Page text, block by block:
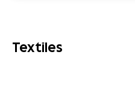
Textiles